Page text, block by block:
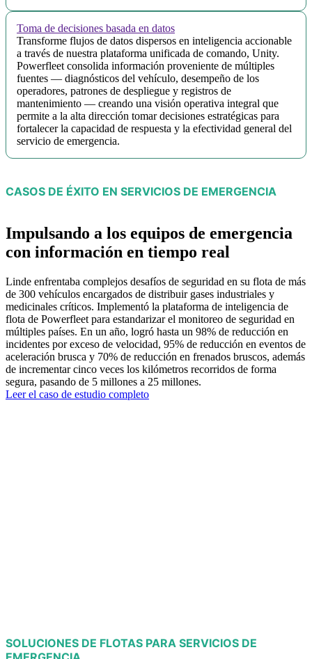
Toma de decisiones basada en datos
Transforme flujos de datos dispersos en inteligencia accionable
a través de nuestra plataforma unificada de comando, Unity.
Powerfleet consolida información proveniente de múltiples
fuentes — diagnósticos del vehículo, desempeño de los
operadores, patrones de despliegue y registros de
mantenimiento — creando una visión operativa integral que
permite a la alta dirección tomar decisiones estratégicas para
fortalecer la capacidad de respuesta y la efectividad general del
servicio de emergencia.
CASOS DE ÉXITO EN SERVICIOS DE EMERGENCIA
Impulsando a los equipos de emergencia
con información en tiempo real
Linde enfrentaba complejos desafíos de seguridad en su flota de más
de 300 vehículos encargados de distribuir gases industriales y
medicinales críticos. Implementó la plataforma de inteligencia de
flota de Powerfleet para estandarizar el monitoreo de seguridad en
múltiples países. En un año, logró hasta un 98% de reducción en
incidentes por exceso de velocidad, 95% de reducción en eventos de
aceleración brusca y 70% de reducción en frenados bruscos, además
de incrementar cinco veces los kilómetros recorridos de forma
segura, pasando de 5 millones a 25 millones.
Leer el caso de estudio completo
SOLUCIONES DE FLOTAS PARA SERVICIOS DE